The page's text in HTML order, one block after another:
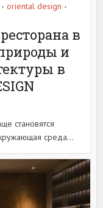
• oriental design •
в
и
в
становятся
среда...